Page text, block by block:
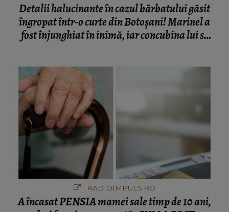
Detalii halucinante în cazul bărbatului găsit
îngropat într-o curte din Botoșani! Marinel a
fost înjunghiat în inimă, iar concubina lui se
RADIOIMPULS.RO
A încasat PENSIA mamei sale timp de 10 ani,